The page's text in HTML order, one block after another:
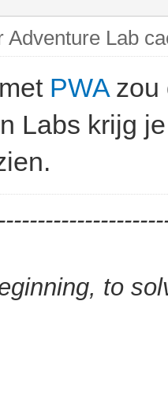
Adventure Lab
PWAzou
Labs krijg
to